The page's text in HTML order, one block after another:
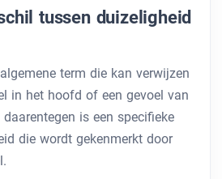
tussen duizeligheid
term die kan verwijzen
in het hoofd of een gevoel van
is een specifieke
die wordt gekenmerkt door